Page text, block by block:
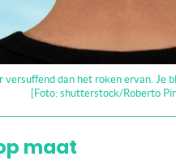
dan het roken ervan. Je
[Foto: shutterstock/Roberto
maat